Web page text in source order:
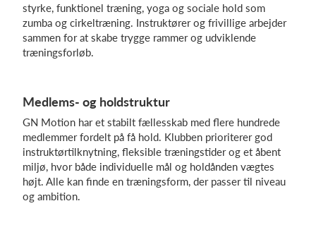
Hvad koster det?
styrke, funktionel træning, yoga og sociale hold som
zumba og cirkeltræning. Instruktører og frivillige arbejder
sammen for at skabe trygge rammer og udviklende
træningsforløb.
Medlems- og holdstruktur
GN Motion har et stabilt fællesskab med flere hundrede
medlemmer fordelt på få hold. Klubben prioriterer god
instruktørtilknytning, fleksible træningstider og et åbent
miljø, hvor både individuelle mål og holdånden vægtes
højt. Alle kan finde en træningsform, der passer til niveau
og ambition.